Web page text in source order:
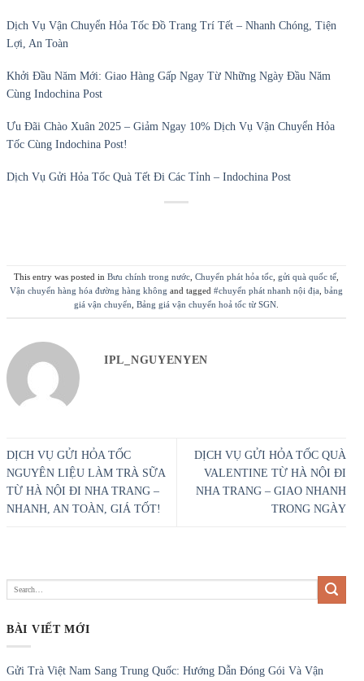
Dịch Vụ Vận Chuyển Hỏa Tốc Đồ Trang Trí Tết – Nhanh Chóng, Tiện
Lợi, An Toàn
Khởi Đầu Năm Mới: Giao Hàng Gấp Ngay Từ Những Ngày Đầu Năm
Cùng Indochina Post
Ưu Đãi Chào Xuân 2025 – Giảm Ngay 10% Dịch Vụ Vận Chuyển Hỏa
Tốc Cùng Indochina Post!
Dịch Vụ Gửi Hỏa Tốc Quà Tết Đi Các Tỉnh – Indochina Post
This entry was posted in Bưu chính trong nước, Chuyển phát hỏa tốc, gửi quà quốc tế,
Vận chuyển hàng hóa đường hàng không and tagged #chuyển phát nhanh nội địa, bảng
giá vận chuyển, Bảng giá vận chuyển hoả tốc từ SGN.
IPL_NGUYENYEN
DỊCH VỤ GỬI HỎA TỐC
NGUYÊN LIỆU LÀM TRÀ SỮA
TỪ HÀ NỘI ĐI NHA TRANG –
NHANH, AN TOÀN, GIÁ TỐT!
DỊCH VỤ GỬI HỎA TỐC QUÀ
VALENTINE TỪ HÀ NỘI ĐI
NHA TRANG – GIAO NHANH
TRONG NGÀY
BÀI VIẾT MỚI
Gửi Trà Việt Nam Sang Trung Quốc: Hướng Dẫn Đóng Gói Và Vận